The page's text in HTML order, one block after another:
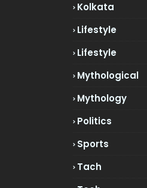
Kolkata
Lifestyle
Lifestyle
Mythological
Mythology
Politics
Sports
Tach